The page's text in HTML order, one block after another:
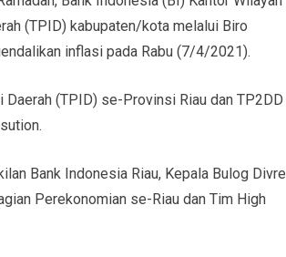
(TPID) kabupaten/kota melalui Biro
inflasi pada Rabu (7/4/2021).
(TPID) se-Provinsi Riau dan TP2DD
Bank Indonesia Riau, Kepala Bulog Divre
Perekonomian se-Riau dan Tim High